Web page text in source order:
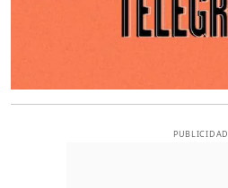
PUBLICIDAD